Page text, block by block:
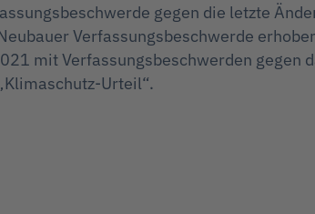
gegen die letzte
Verfassungsbeschwerde
mit Verfassungsbeschwerden gegen
Urteil“.